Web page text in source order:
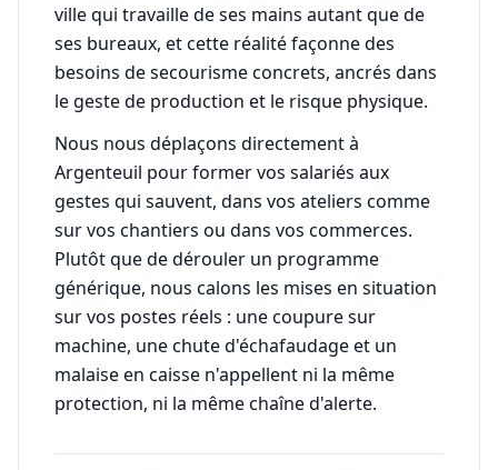
ville qui travaille de ses mains autant que de
ses bureaux, et cette réalité façonne des
besoins de secourisme concrets, ancrés dans
le geste de production et le risque physique.
Nous nous déplaçons directement à
Argenteuil pour former vos salariés aux
gestes qui sauvent, dans vos ateliers comme
sur vos chantiers ou dans vos commerces.
Plutôt que de dérouler un programme
générique, nous calons les mises en situation
sur vos postes réels : une coupure sur
machine, une chute d'échafaudage et un
malaise en caisse n'appellent ni la même
protection, ni la même chaîne d'alerte.